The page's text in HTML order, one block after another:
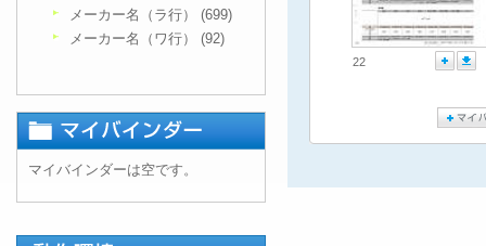
22
メーカー名（ラ行） (699)
メーカー名（ワ行） (92)
マイバインダーは空です。